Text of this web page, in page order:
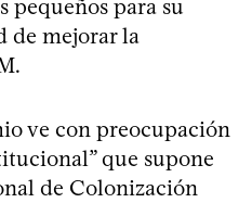
pequeños para su
de mejorar la
ve con preocupación
que supone
de Colonización